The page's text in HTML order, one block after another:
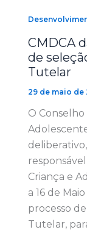
CMDCA
de
Tutelar
29 de maio de
O
Criança e
a 16 de
processo
Tutelar,